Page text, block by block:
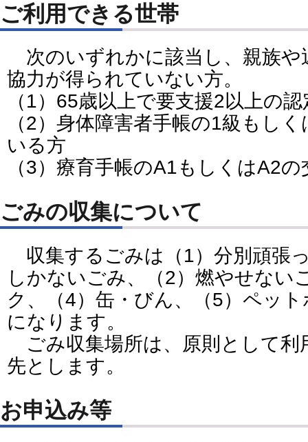
ご利用できる世帯
次のいずれかに該当し、親族や
協力が得られていない方。
（1）65歳以上で要支援2以上の
（2）身体障害者手帳の1級もし
いる方
（3）療育手帳のA1もしくはA2
ごみの収集について
収集するごみは（1）分別頑張
しかないごみ、（2）燃やせない
ク、（4）缶・びん、（5）ペッ
になります。
ごみ収集場所は、原則として利
先とします。
お申込み等